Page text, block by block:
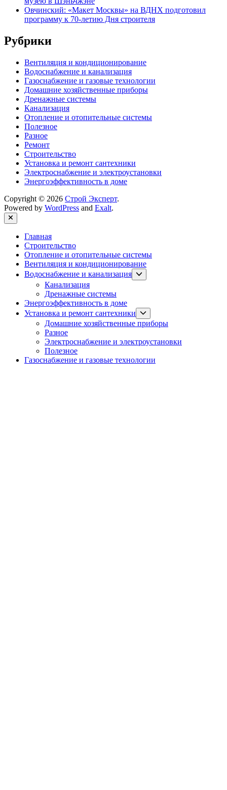
Овчинский: «Макет Москвы» на ВДНХ подготовил
программу к 70-летию Дня строителя
Рубрики
Вентиляция и кондиционирование
Водоснабжение и канализация
Газоснабжение и газовые технологии
Домашние хозяйственные приборы
Дренажные системы
Канализация
Отопление и отопительные системы
Полезное
Разное
Ремонт
Строительство
Установка и ремонт сантехники
Электроснабжение и электроустановки
Энергоэффективность в доме
Copyright © 2026 Строй Эксперт.
Powered by WordPress and Exalt.
Close
Главная
Строительство
Отопление и отопительные системы
Вентиляция и кондиционирование
Водоснабжение и канализация
Show
sub
Канализация
Дренажные системы
Энергоэффективность в доме
Установка и ремонт сантехники
Show
sub
menu
Домашние хозяйственные приборы
Разное
Электроснабжение и электроустановки
Полезное
Газоснабжение и газовые технологии